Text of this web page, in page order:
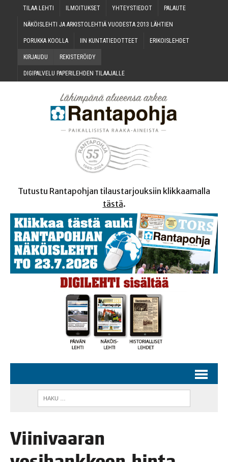
TILAA LEH­TI ILMOI­TUK­SET YHTEYS­TIE­DOT PALAU­TE
NÄKÖIS­LEH­TI JA ARKIS­TO­LEH­TIÄ VUO­DES­TA 2013 LÄHTIEN
PORUK­KA KOOLLA IIN KUN­TA­TIE­DOT­TEET ERI­KOIS­LEH­DET
KIR­JAU­DU REKIS­TE­RÖI­DY
DIGI­PAL­VE­LU PAPE­RI­LEH­DEN TILAAJALLE
Tutustu Rantapohjan tilaustarjouksiin klikkaamalla
tästä.
Vii­ni­vaa­ran